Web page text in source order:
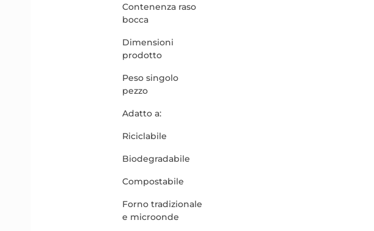
Contenenza raso
bocca
Dimensioni
prodotto
Peso singolo
pezzo
Adatto a:
Riciclabile
Biodegradabile
Compostabile
Forno tradizionale
e microonde